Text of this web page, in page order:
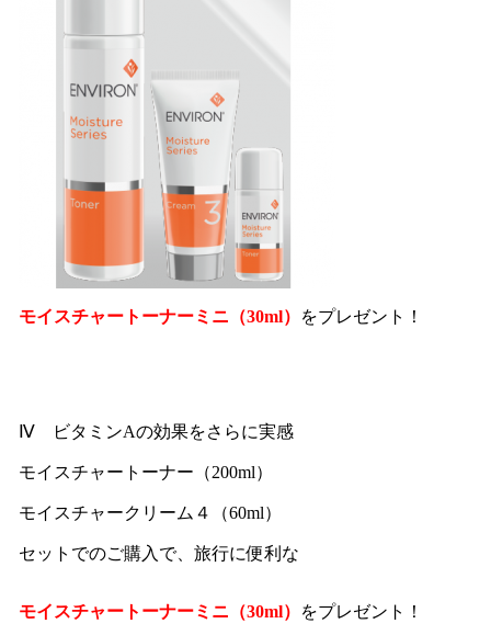
モイスチャートーナーミニ（30ml） をプレゼント！
Ⅳ ビタミンAの効果をさらに実感
モイスチャートーナー（200ml）
モイスチャークリーム４（60ml）
セットでのご購入で、旅行に便利な
モイスチャートーナーミニ（30ml） をプレゼント！